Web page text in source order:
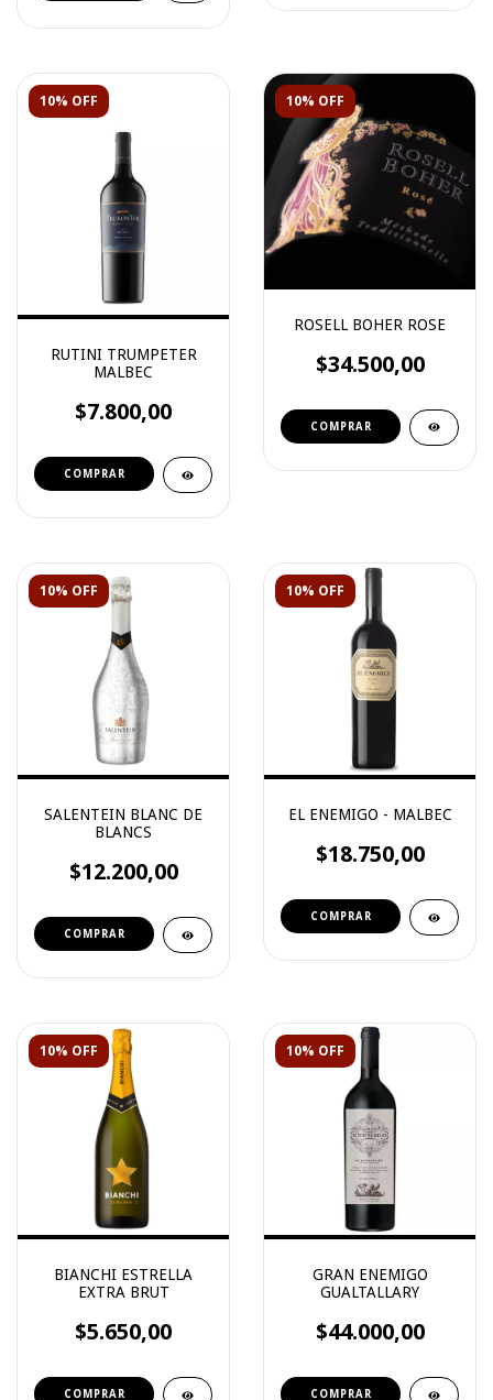
10% OFF
RUTINI TRUMPETER
MALBEC
$7.800,00
10% OFF
ROSELL BOHER ROSE
$34.500,00
10% OFF
SALENTEIN BLANC DE
BLANCS
$12.200,00
10% OFF
EL ENEMIGO - MALBEC
$18.750,00
10% OFF
BIANCHI ESTRELLA
EXTRA BRUT
$5.650,00
10% OFF
GRAN ENEMIGO
GUALTALLARY
$44.000,00